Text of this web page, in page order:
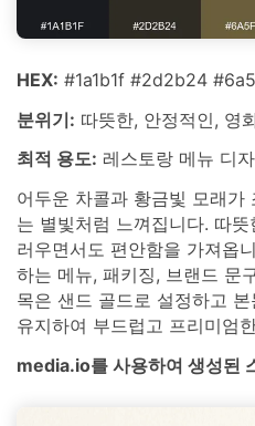
HEX: #1a1b1f #2d2b24
분위기: 따뜻한, 안정적인, 영
최적 용도: 레스토랑 메뉴 디
어두운 차콜과 황금빛 모래가
는 별빛처럼 느껴집니다. 따
러우면서도 편안함을 가져옵
하는 메뉴, 패키징, 브랜드 문
목은 샌드 골드로 설정하고
유지하여 부드럽고 프리미엄
media.io를 사용하여 생성된